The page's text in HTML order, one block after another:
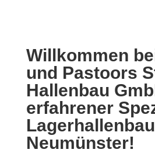
Willkommen
und Pastoors
Hallenbau
erfahrener
Neumünster!